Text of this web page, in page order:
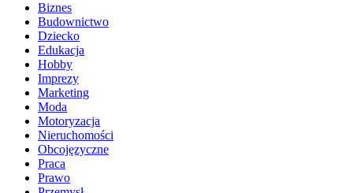
Biznes
Budownictwo
Dziecko
Edukacja
Hobby
Imprezy
Marketing
Moda
Motoryzacja
Nieruchomości
Obcojęzyczne
Praca
Prawo